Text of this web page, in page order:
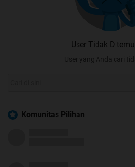
User Tidak
User yang Anda cari
Komunitas Pilihan